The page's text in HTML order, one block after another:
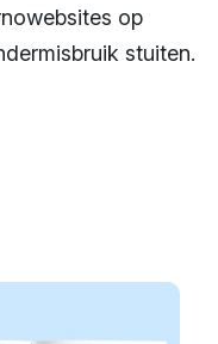
op
stuiten.